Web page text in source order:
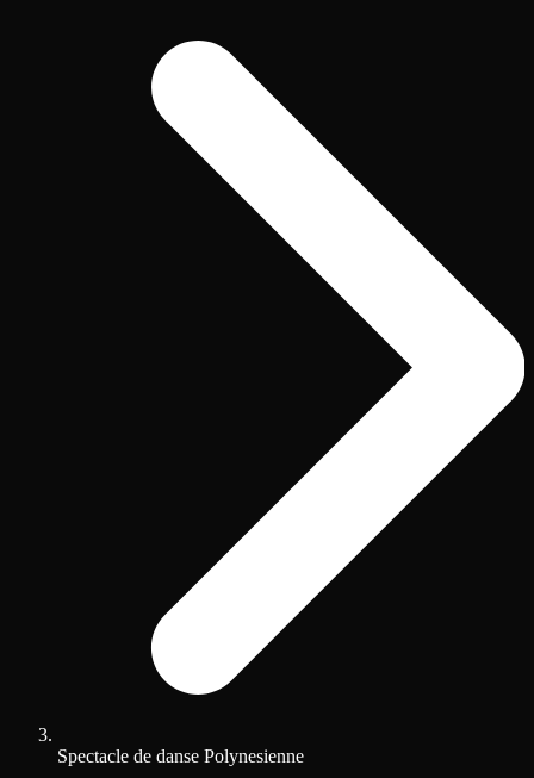
Spectacle de danse Polynesienne